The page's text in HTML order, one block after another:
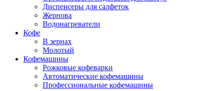
Диспенсеры для салфеток
Жернова
Водонагреватели
Кофе
В зернах
Молотый
Кофемашины
Рожковые кофеварки
Автоматические кофемашины
Профессиональные кофемашины